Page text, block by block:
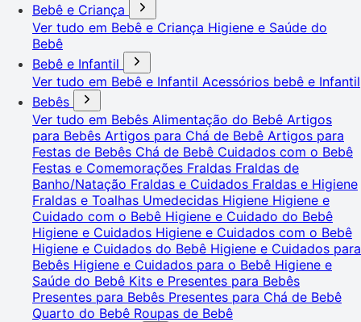
Bebê e Criança
Ver tudo em Bebê e Criança Higiene e Saúde do
Bebê
Bebê e Infantil
Ver tudo em Bebê e Infantil Acessórios bebê e Infantil
Bebês
Ver tudo em Bebês Alimentação do Bebê Artigos
para Bebês Artigos para Chá de Bebê Artigos para
Festas de Bebês Chá de Bebê Cuidados com o Bebê
Festas e Comemorações Fraldas Fraldas de
Banho/Natação Fraldas e Cuidados Fraldas e Higiene
Fraldas e Toalhas Umedecidas Higiene Higiene e
Cuidado com o Bebê Higiene e Cuidado do Bebê
Higiene e Cuidados Higiene e Cuidados com o Bebê
Higiene e Cuidados do Bebê Higiene e Cuidados para
Bebês Higiene e Cuidados para o Bebê Higiene e
Saúde do Bebê Kits e Presentes para Bebês
Presentes para Bebês Presentes para Chá de Bebê
Quarto do Bebê Roupas de Bebê